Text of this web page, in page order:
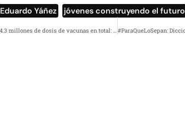
Eduardo Yáñez jóvenes construyendo el futuro